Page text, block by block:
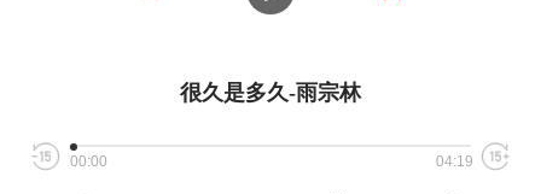
很久是多久-雨宗林
00:00 04:19